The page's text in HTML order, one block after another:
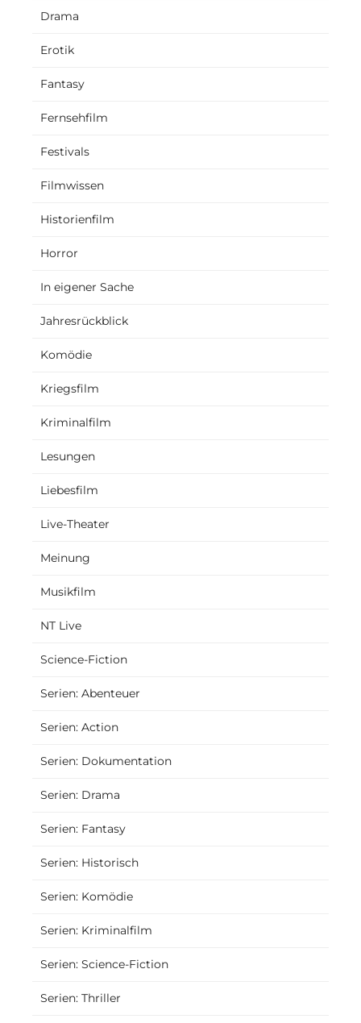
Drama
Erotik
Fantasy
Fernsehfilm
Festivals
Filmwissen
Historienfilm
Horror
In eigener Sache
Jahresrückblick
Komödie
Kriegsfilm
Kriminalfilm
Lesungen
Liebesfilm
Live-Theater
Meinung
Musikfilm
NT Live
Science-Fiction
Serien: Abenteuer
Serien: Action
Serien: Dokumentation
Serien: Drama
Serien: Fantasy
Serien: Historisch
Serien: Komödie
Serien: Kriminalfilm
Serien: Science-Fiction
Serien: Thriller